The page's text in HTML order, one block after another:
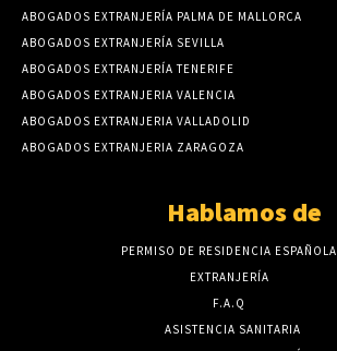
ABOGADOS EXTRANJERÍA PALMA DE MALLORCA
ABOGADOS EXTRANJERÍA SEVILLA
ABOGADOS EXTRANJERÍA TENERIFE
ABOGADOS EXTRANJERIA VALENCIA
ABOGADOS EXTRANJERIA VALLADOLID
ABOGADOS EXTRANJERIA ZARAGOZA
Hablamos de
PERMISO DE RESIDENCIA ESPAÑOLA
EXTRANJERÍA
F.A.Q
ASISTENCIA SANITARIA